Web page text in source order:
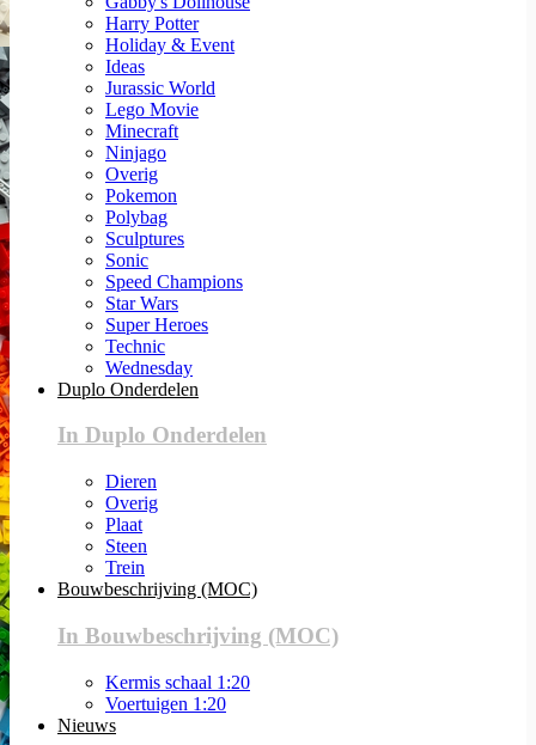
Harry Potter
Holiday & Event
Ideas
Jurassic World
Lego Movie
Minecraft
Ninjago
Overig
Pokemon
Polybag
Sculptures
Sonic
Speed Champions
Star Wars
Super Heroes
Technic
Wednesday
Duplo Onderdelen
In Duplo Onderdelen
Dieren
Overig
Plaat
Steen
Trein
Bouwbeschrijving (MOC)
In Bouwbeschrijving (MOC)
Kermis schaal 1:20
Voertuigen 1:20
Nieuws